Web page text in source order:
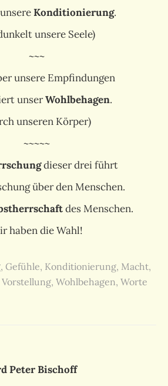
Konditionierung.
unsere Seele)
~~~
unsere Empfindungen
unserWohlbehagen.
unseren Körper)
~~~~~
dieser drei führt
über den Menschen.
des Menschen.
haben die Wahl!
, Gefühle, Konditionierung, Macht,
Vorstellung, Wohlbehagen, Worte
Peter Bischoff